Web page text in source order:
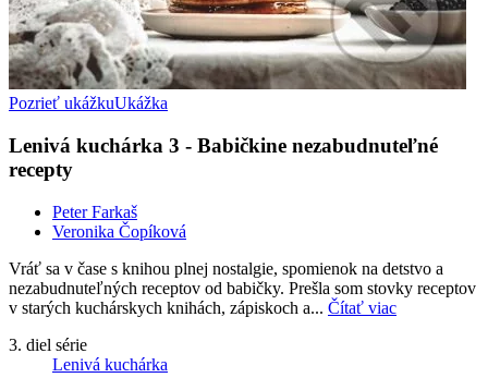
Pozrieť ukážkuUkážka
Lenivá kuchárka 3 - Babičkine nezabudnuteľné
recepty
Peter Farkaš
Veronika Čopíková
Vráť sa v čase s knihou plnej nostalgie, spomienok na detstvo a
nezabudnuteľných receptov od babičky. Prešla som stovky receptov
v starých kuchárskych knihách, zápiskoch a... Čítať viac
3. diel série
Lenivá kuchárka